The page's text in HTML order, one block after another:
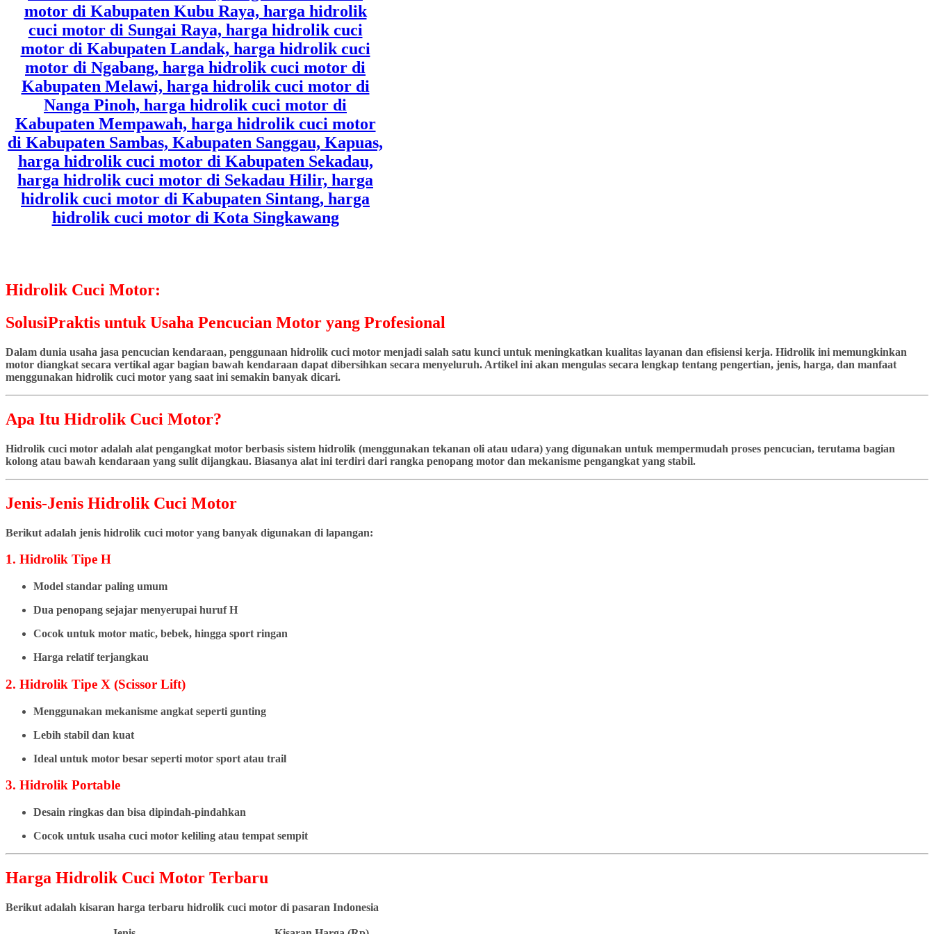
Hidrolik Cuci Motor:
SolusiPraktis untuk Usaha Pencucian Motor yang Profesional
Dalam dunia usaha jasa pencucian kendaraan, penggunaan hidrolik cuci motor menjadi salah satu kunci untuk meningkatkan kualitas layanan dan efisiensi kerja. Hidrolik ini memungkinkan
motor diangkat secara vertikal agar bagian bawah kendaraan dapat dibersihkan secara menyeluruh. Artikel ini akan mengulas secara lengkap tentang pengertian, jenis, harga, dan manfaat
menggunakan hidrolik cuci motor yang saat ini semakin banyak dicari.
Apa Itu Hidrolik Cuci Motor?
Hidrolik cuci motor adalah alat pengangkat motor berbasis sistem hidrolik (menggunakan tekanan oli atau udara) yang digunakan untuk mempermudah proses pencucian, terutama bagian
kolong atau bawah kendaraan yang sulit dijangkau. Biasanya alat ini terdiri dari rangka penopang motor dan mekanisme pengangkat yang stabil.
Jenis-Jenis Hidrolik Cuci Motor
Berikut adalah jenis hidrolik cuci motor yang banyak digunakan di lapangan:
1. Hidrolik Tipe H
Model standar paling umum
Dua penopang sejajar menyerupai huruf H
Cocok untuk motor matic, bebek, hingga sport ringan
Harga relatif terjangkau
2. Hidrolik Tipe X (Scissor Lift)
Menggunakan mekanisme angkat seperti gunting
Lebih stabil dan kuat
Ideal untuk motor besar seperti motor sport atau trail
3. Hidrolik Portable
Desain ringkas dan bisa dipindah-pindahkan
Cocok untuk usaha cuci motor keliling atau tempat sempit
Harga Hidrolik Cuci Motor Terbaru
Berikut adalah kisaran harga terbaru hidrolik cuci motor di pasaran Indonesia